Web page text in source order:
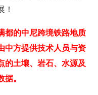
都的中尼跨境铁路地质
中方提供技术人员与资
的土壤、岩石、水源及
。